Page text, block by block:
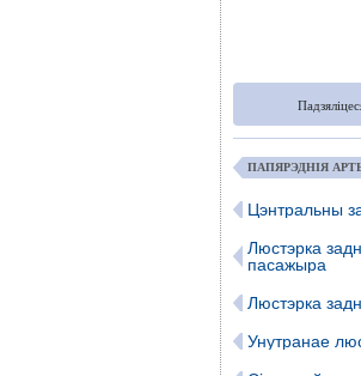
ПАПЯРЭДНІЯ
Цэнтральны
Люстэрка
пасажыра
Люстэрка
Унутранае